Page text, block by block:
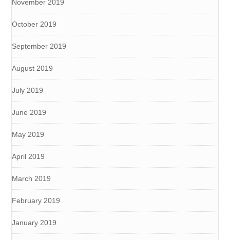
November 2019
October 2019
September 2019
August 2019
July 2019
June 2019
May 2019
April 2019
March 2019
February 2019
January 2019